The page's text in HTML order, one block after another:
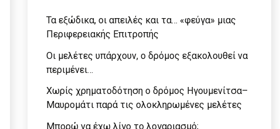
Τα εξώδικα, οι απειλές και τα… «φεύγα» μιας
Περιφερειακής Επιτροπής
Οι μελέτες υπάρχουν, ο δρόμος εξακολουθεί να
περιμένει…
Χωρίς χρηματοδότηση ο δρόμος Ηγουμενίτσα–
Μαυρομάτι παρά τις ολοκληρωμένες μελέτες
Μπορώ να έχω λίγο το λογαριασμό;